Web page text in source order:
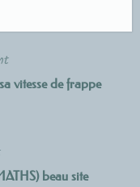
vitesse de frappe
beau site